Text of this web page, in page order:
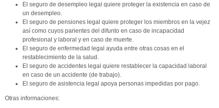
El seguro de desempleo legal quiere proteger la existencia en caso de
un desempleo.
El seguro de pensiones legal quiere proteger los miembros en la vejez
así como cuyos parientes del difunto en caso de incapacidad
profesional y laboral y en caso de muerte.
El seguro de enfermedad legal ayuda entre otras cosas en el
restablecimiento de la salud.
El seguro de accidentes legal quiere restablecer la capacidad laboral
en caso de un accidente (de trabajo).
El seguro de asistencia legal apoya personas impedidas por pago.
Otras informaciones: